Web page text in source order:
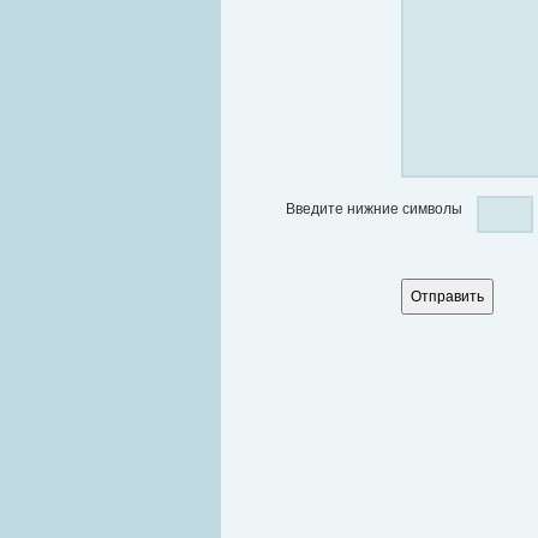
Введите нижние символы